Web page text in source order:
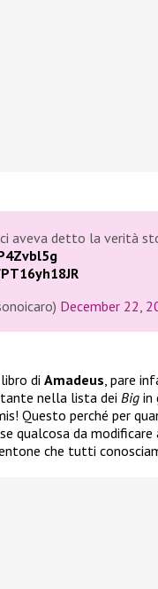
aveva detto la verità
December 22,
di Amadeus , pare
nella lista dei Big in
Questo perché per
qualcosa da
che tutti